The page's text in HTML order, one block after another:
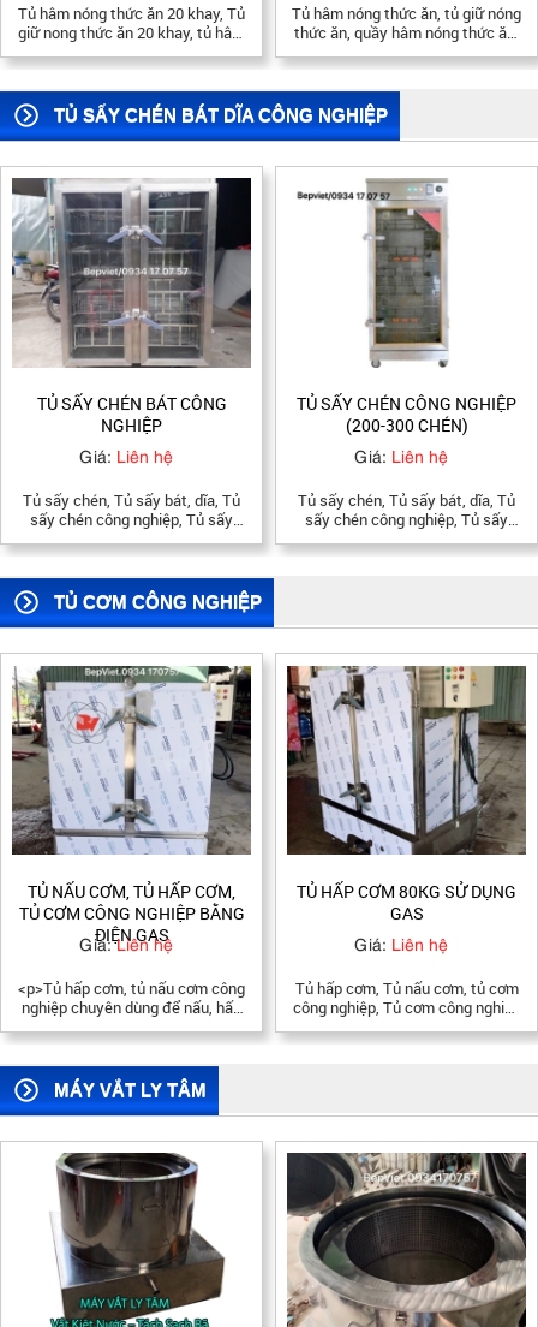
Tủ hâm nóng thức ăn, tủ giữ nóng
thức ăn, quầy hâm nóng thức ăn,
quầy giữ nóng thức ăn được công
ty TNHH Công Nghiệp Bếp Việt
sản xuất hoàn toàn bằng inox 304
cao cấp, không gỉ, bảo hành 12
tháng, miễn phí giao hàng và lắp
đặt tại tphcm.
Bếp Việt - Địa chỉ mua tủ hâm
nóng thức ăn, địa chỉ mua tủ hâm
nóng, tủ giữ nóng thức ăn uy tín
hàng đầu tại TPHCM, Bếp Việt
còn là địa chỉ bán tủ hâm nóng, tủ
giữ nóng thức ăn chạy và được
nhiều khách hàng tin dùng nhất
hiện nay.
TỦ SẤY CHÉN BÁT DĨA CÔNG NGHIỆP
TỦ SẤY CHÉN CÔNG NGHIỆP
(200-300 CHÉN)
Giá: Liên hệ
Tủ sấy chén, Tủ sấy bát, dĩa, Tủ
sấy chén công nghiệp, Tủ sấy
chén bát dĩa công nghiệp, Tủ sấy
chén 1 cánh, Tủ sấy chén 2 cánh,
Tủ sấy chén inox, Tủ sấy 500
chén, Tủ sấy 200 chén, 300 chén,
Tủ sấy bát công nghiệp. tủ sấy
cốc ly LH 0934. 170757
TỦ SẤY CHÉN BÁT CÔNG
NGHIỆP
Giá: Liên hệ
Tủ sấy chén, Tủ sấy bát, dĩa, Tủ
sấy chén công nghiệp, Tủ sấy
chén bát dĩa công nghiệp, Tủ sấy
500 chén, Tủ sấy 200 chén, 300
TỦ CƠM CÔNG NGHIỆP
TỦ HẤP CƠM 80KG SỬ DỤNG
GAS
Giá:Liên hệ
Tủ hấp cơm, Tủ nấu cơm, tủ cơm
công nghiệp, Tủ cơm công nghiệp
TỦ NẤU CƠM CÔNG NGHIỆP 10
KHAY, Tủ nấu cơm công nghiệp
30kg Gas, Tủ nấu cơm công
nghiệp 30 kg điện, tủ hấp cơm
công nghiệp 30 kg sử dụng điện,
Tủ hấp bánh bèo, hấp bánh flan,
hấp chả giò, hấp xúc xích, Tủ hấp
thực phẩm công nghiệp thích hợp
cho quán ăn, nhà hàng, căn tin
bệnh viện, trường học, tủ cơm
inox, tủ hấp cơm, tủ bếp công
nghiệp, tủ hấp cơm nhà hàng, tủ
nấu cơm, giá tủ nấu cơm, tủ nấu
cơm inox cao cấp, inox, tủ nấu
cơm công nghiệp, tủ cơm 80kg
TỦ NẤU CƠM CÔNG NGHIỆP
BẰNG ĐIỆN 80KG
Giá: Liên hệ
Tủ nấu cơm 80kg, Tủ nấu cơm
công nghiệp điện 80kg của công
cao cấp. Tủ nấu cơm điện 80kg
MÁY VẮT LY TÂM